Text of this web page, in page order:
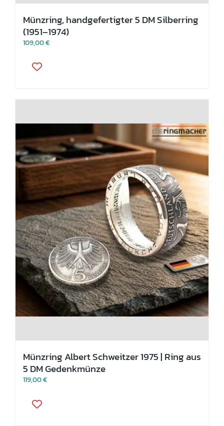
Münzring, handgefertigter 5 DM Silberring
(1951–1974)
109,00€
Produkt
Optionen
auf
der
Produktseite
gewählt
Münzring Albert Schweitzer 1975 | Ring aus
5 DM Gedenkmünze
119,00€
Produkt